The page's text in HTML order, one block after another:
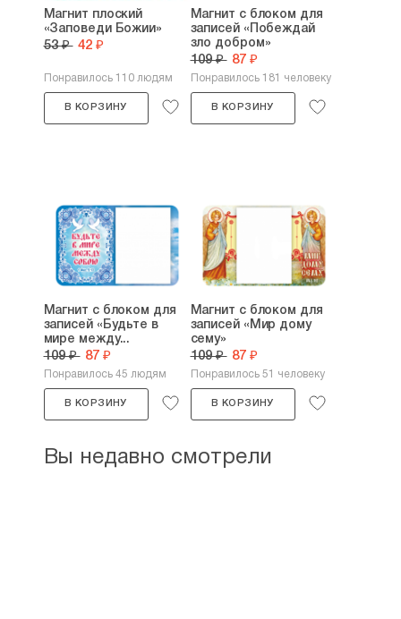
Магнит плоский
«Заповеди Божии»
53 ₽ 42 ₽
Понравилось 110 людям
В КОРЗИНУ
Магнит с блоком для
записей «Побеждай
зло добром»
109 ₽ 87 ₽
Понравилось 181 человеку
В КОРЗИНУ
Магнит с блоком для
записей «Будьте в
мире между...
109 ₽ 87 ₽
Понравилось 45 людям
В КОРЗИНУ
Магнит с блоком для
записей «Мир дому
сему»
109 ₽ 87 ₽
Понравилось 51 человеку
В КОРЗИНУ
Вы недавно смотрели